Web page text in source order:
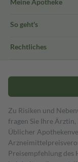
Meine Apotheke
So geht's
Rechtliches
Zu Risiken und
fragen Sie Ihre
Üblicher
Preisempfehlung des